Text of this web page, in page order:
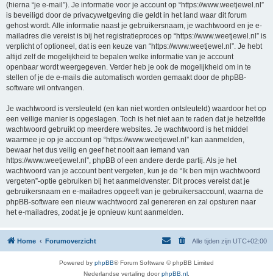
(hierna “je e-mail”). Je informatie voor je account op “https://www.weetjewel.nl”
is beveiligd door de privacywetgeving die geldt in het land waar dit forum
gehost wordt. Alle informatie naast je gebruikersnaam, je wachtwoord en je e-
mailadres die vereist is bij het registratieproces op “https://www.weetjewel.nl” is
verplicht of optioneel, dat is een keuze van “https://www.weetjewel.nl”. Je hebt
altijd zelf de mogelijkheid te bepalen welke informatie van je account
openbaar wordt weergegeven. Verder heb je ook de mogelijkheid om in te
stellen of je de e-mails die automatisch worden gemaakt door de phpBB-
software wil ontvangen.
Je wachtwoord is versleuteld (en kan niet worden ontsleuteld) waardoor het op
een veilige manier is opgeslagen. Toch is het niet aan te raden dat je hetzelfde
wachtwoord gebruikt op meerdere websites. Je wachtwoord is het middel
waarmee je op je account op “https://www.weetjewel.nl” kan aanmelden,
bewaar het dus veilig en geef het nooit aan iemand van
https://www.weetjewel.nl”, phpBB of een andere derde partij. Als je het
wachtwoord van je account bent vergeten, kun je de “Ik ben mijn wachtwoord
vergeten”-optie gebruiken bij het aanmeldvenster. Dit proces vereist dat je
gebruikersnaam en e-mailadres opgeeft van je gebruikersaccount, waarna de
phpBB-software een nieuw wachtwoord zal genereren en zal opsturen naar
het e-mailadres, zodat je je opnieuw kunt aanmelden.
Home Forumoverzicht Alle tijden zijn UTC+02:00
Powered by phpBB® Forum Software © phpBB Limited
Nederlandse vertaling doorphpBB.nl